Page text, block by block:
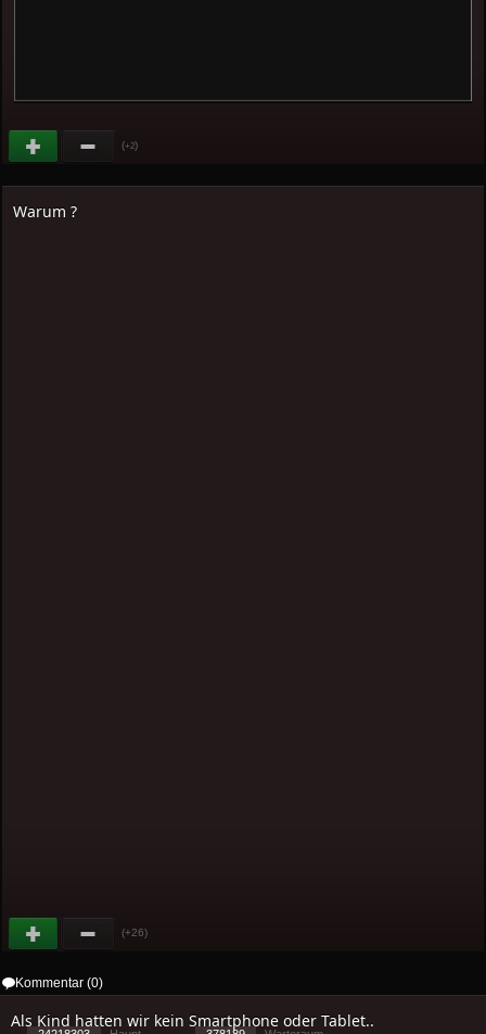
(+2)
Warum ?
(+26)
Kommentar (0)
Als Kind hatten wir kein Smartphone oder Tablet..